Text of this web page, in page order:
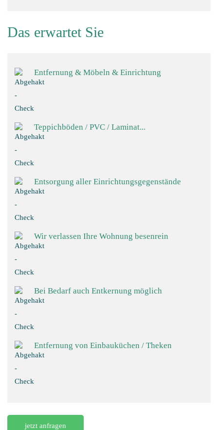
Das erwartet Sie
Entfernung & Möbeln & Einrichtung
Teppichböden / PVC / Laminat...
Entsorgung aller Einrichtungsgegenstände
Wir verlassen Ihre Wohnung besenrein
Bei Bedarf auch Entkernung möglich
Entfernung von Einbauküchen / Theken
jetzt anfragen